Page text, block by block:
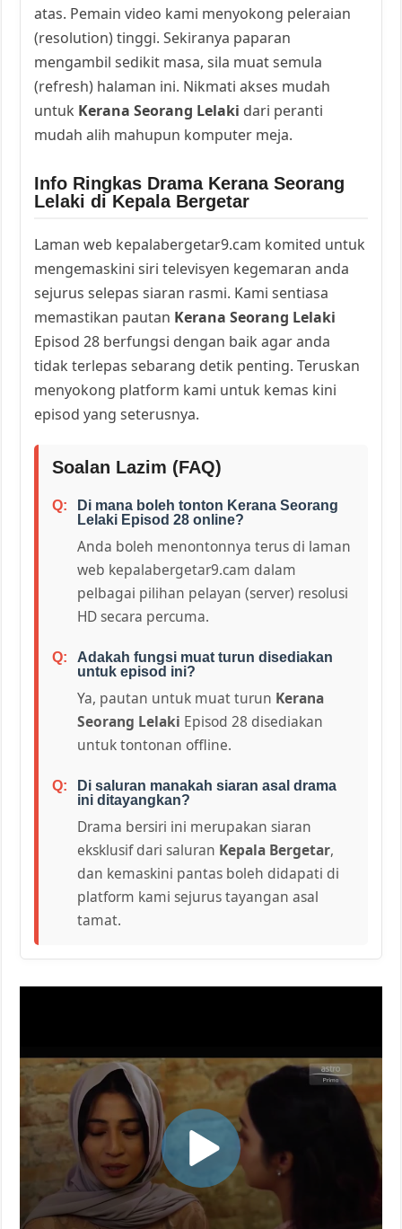
atas. Pemain video kami menyokong peleraian
(resolution) tinggi. Sekiranya paparan
mengambil sedikit masa, sila muat semula
(refresh) halaman ini. Nikmati akses mudah
untuk Kerana Seorang Lelaki dari peranti
mudah alih mahupun komputer meja.
Info Ringkas Drama Kerana Seorang
Lelaki di Kepala Bergetar
Laman web kepalabergetar9.cam komited untuk
mengemaskini siri televisyen kegemaran anda
sejurus selepas siaran rasmi. Kami sentiasa
memastikan pautan Kerana Seorang Lelaki
Episod 28 berfungsi dengan baik agar anda
tidak terlepas sebarang detik penting. Teruskan
menyokong platform kami untuk kemas kini
episod yang seterusnya.
Soalan Lazim (FAQ)
Di mana boleh tonton Kerana Seorang
Lelaki Episod 28 online?
Anda boleh menontonnya terus di laman
web kepalabergetar9.cam dalam
pelbagai pilihan pelayan (server) resolusi
HD secara percuma.
Adakah fungsi muat turun disediakan
untuk episod ini?
Ya, pautan untuk muat turun Kerana
Seorang Lelaki Episod 28 disediakan
untuk tontonan offline.
Di saluran manakah siaran asal drama
ini ditayangkan?
Drama bersiri ini merupakan siaran
eksklusif dari saluran Kepala Bergetar,
dan kemaskini pantas boleh didapati di
platform kami sejurus tayangan asal
tamat.